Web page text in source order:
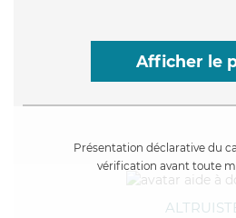
Afficher le
Présentation déclarative du
vérification avant toute